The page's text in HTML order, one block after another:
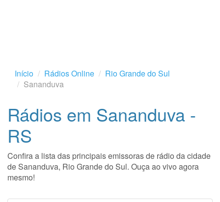
Início Rádios Online
Rio Grande do Sul
Sananduva
Rádios em Sananduva -
RS
Confira a lista das principais emissoras de rádio da cidade
de Sananduva, Rio Grande do Sul. Ouça ao vivo agora
mesmo!